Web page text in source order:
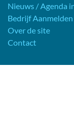
Nieuws / Agenda
Bedrijf
Over de site
Contact